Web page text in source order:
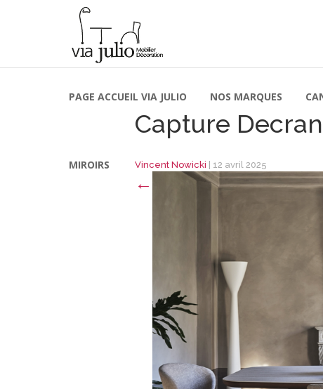
PAGE ACCUEIL VIA JULIO NOS MARQUES
MIROIRS
Capture Decran
Vincent Nowicki 12 avril 2025
←